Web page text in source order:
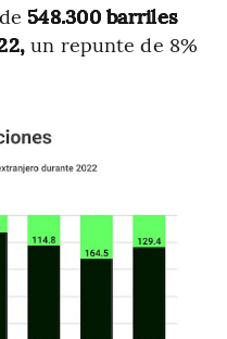
548.300 barriles
un repunte de 8%